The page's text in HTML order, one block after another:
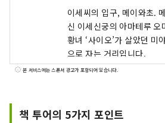
이세씨의 입구, 메이와초.
신 이세신궁의 아마테루 오
황녀 ‘사이오’가 살았던 미
으로 자는 거리입니다.
본 서비스에는 스폰서 광고가 포함되어 있습니다.
책 투어의 5가지 포인트